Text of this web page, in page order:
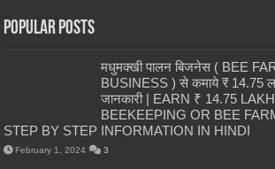
Popular Posts
मधुमक्खी पालन बिजनेस ( BEE
BUSINESS ) से कमाये ₹ 14.75
जानकारी | EARN ₹ 14.75
BEEKEEPING OR BEE
STEP BY STEP INFORMATION IN HINDI
February 1, 2024 3